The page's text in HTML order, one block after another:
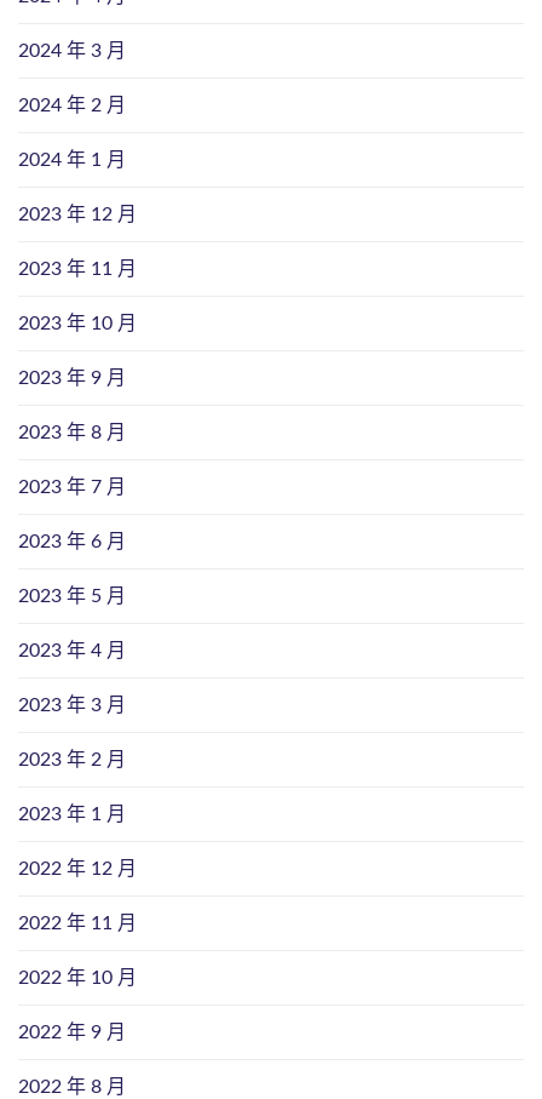
2024 年 3 月
2024 年 2 月
2024 年 1 月
2023 年 12 月
2023 年 11 月
2023 年 10 月
2023 年 9 月
2023 年 8 月
2023 年 7 月
2023 年 6 月
2023 年 5 月
2023 年 4 月
2023 年 3 月
2023 年 2 月
2023 年 1 月
2022 年 12 月
2022 年 11 月
2022 年 10 月
2022 年 9 月
2022 年 8 月